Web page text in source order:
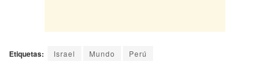
Etiquetas: Israel Mundo Perú